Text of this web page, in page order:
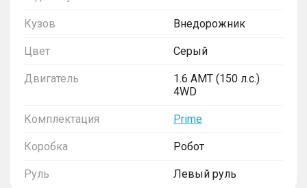
Кузов Внедорожник
Цвет Серый
Двигатель
1.6 AMT (150 л.с.)
4WD
Комплектация Prime
Коробка Робот
Руль Левый руль